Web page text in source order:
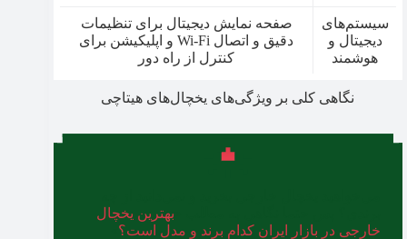
سیستم‌های
دیجیتال و
هوشمند
صفحه نمایش دیجیتال برای تنظیمات
دقیق و اتصال Wi-Fi و اپلیکیشن برای
کنترل از راه دور
نگاهی کلی بر ویژگی‌های یخچال‌های هیتاچی
بهترین یخچال
خارجی در بازار ایران کدام برند و مدل است؟